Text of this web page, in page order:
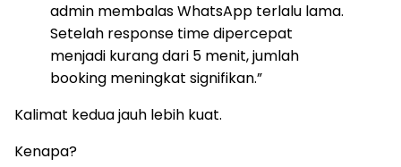
admin membalas WhatsApp terlalu lama.
Setelah response time dipercepat
menjadi kurang dari 5 menit, jumlah
booking meningkat signifikan.”
Kalimat kedua jauh lebih kuat.
Kenapa?